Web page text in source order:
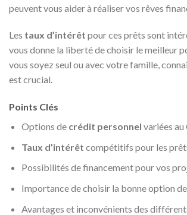
peuvent vous aider à réaliser vos rêves
Les taux d’intérêt pour ces prêts sont
vous donne la liberté de choisir le meilleur
vous soyez seul ou avec votre famille,
est crucial.
Points Clés
Options de crédit personnel variées au
Taux d’intérêt compétitifs pour les
Possibilités de financement pour vos
Importance de choisir la bonne option
Avantages et inconvénients des